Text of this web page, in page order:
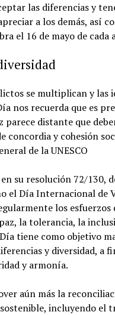
las diferencias y
a los demás, así
el 16 de mayo de cada
se multiplican y las
nos recuerda que es
parece distante que
concordia y cohesión
de la UNESCO
su resolución 72/130,
el Día Internacional de
los esfuerzos
la tolerancia, la
tiene como objetivo
y diversidad, a
y armonía.
aún más la
incluyendo el